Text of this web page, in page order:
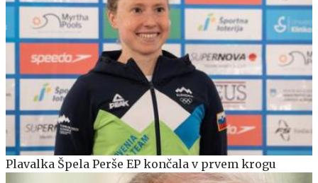
Plavalka Špela Perše EP končala v prvem krogu